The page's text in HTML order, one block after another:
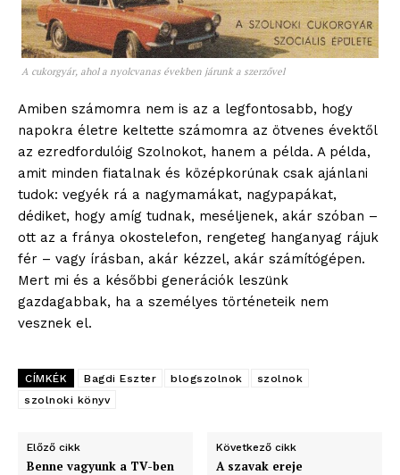
ELŐFIZETÉS
Hasznos
Előfizetés
Hirdetés
A cukorgyár, ahol a nyolcvanas években járunk a szerzővel
Amiben számomra nem is az a legfontosabb, hogy
napokra életre keltette számomra az ötvenes évektől
az ezredfordulóig Szolnokot, hanem a példa. A példa,
amit minden fiatalnak és középkorúnak csak ajánlani
tudok: vegyék rá a nagymamákat, nagypapákat,
dédiket, hogy amíg tudnak, meséljenek, akár szóban –
ott az a fránya okostelefon, rengeteg hanganyag rájuk
fér – vagy írásban, akár kézzel, akár számítógépen.
Mert mi és a későbbi generációk leszünk
gazdagabbak, ha a személyes történeteik nem
vesznek el.
CÍMKÉK Bagdi Eszter blogszolnok
szolnok
szolnoki könyv
Előző cikk
Benne vagyunk a TV-ben
Következő cikk
A szavak ereje